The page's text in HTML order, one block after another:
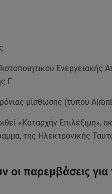
Ενεργειακής
Γ
μίσθωσης (τύπου
«Καταρχήν Επιλέξιμη»,
της Ηλεκτρονικής
οι παρεμβάσεις για